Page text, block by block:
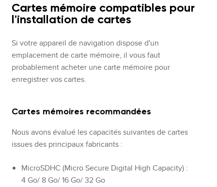
Cartes mémoire compatibles pour
l'installation de cartes
Si votre appareil de navigation dispose d'un
emplacement de carte mémoire, il vous faut
probablement acheter une carte mémoire pour
enregistrer vos cartes.
Cartes mémoires recommandées
Nous avons évalué les capacités suivantes de cartes
issues des principaux fabricants :
MicroSDHC (Micro Secure Digital High Capacity) :
4 Go/ 8 Go/ 16 Go/ 32 Go